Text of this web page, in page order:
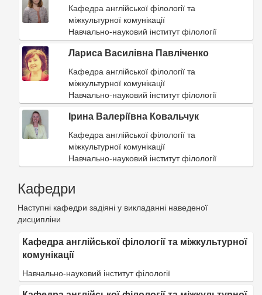
Кафедра англійської філології та
міжкультурної комунікації
Навчально-науковий інститут філології
Лариса Василівна Павліченко
Кафедра англійської філології та
міжкультурної комунікації
Навчально-науковий інститут філології
Ірина Валеріївна Ковальчук
Кафедра англійської філології та
міжкультурної комунікації
Навчально-науковий інститут філології
Кафедри
Наступні кафедри задіяні у викладанні наведеної
дисципліни
Кафедра англійської філології та міжкультурної
комунікації
Навчально-науковий інститут філології